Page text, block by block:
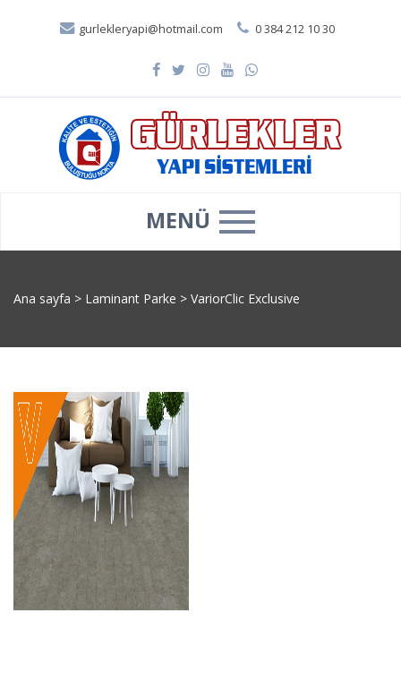
gurlekleryapi@hotmail.com 0 384 212 10 30
MENÜ
Ana sayfa > Laminant Parke > VariorClic Exclusive